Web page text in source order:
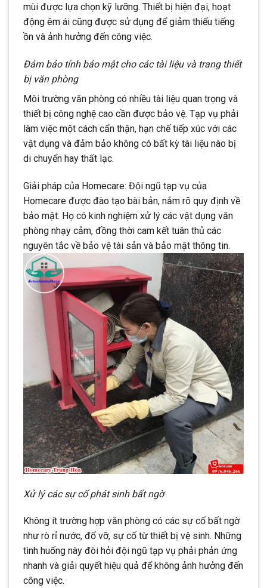
mùi được lựa chọn kỹ lưỡng. Thiết bị hiện đại, hoạt
động êm ái cũng được sử dụng để giảm thiểu tiếng
ồn và ảnh hưởng đến công việc.
Đảm bảo tính bảo mật cho các tài liệu và trang thiết
bị văn phòng
Môi trường văn phòng có nhiều tài liệu quan trọng và
thiết bị công nghệ cao cần được bảo vệ. Tạp vụ phải
làm việc một cách cẩn thận, hạn chế tiếp xúc với các
vật dụng và đảm bảo không có bất kỳ tài liệu nào bị
di chuyển hay thất lạc.
Giải pháp của Homecare: Đội ngũ tạp vụ của
Homecare được đào tạo bài bản, nắm rõ quy định về
bảo mật. Họ có kinh nghiệm xử lý các vật dụng văn
phòng nhạy cảm, đồng thời cam kết tuân thủ các
nguyên tắc về bảo vệ tài sản và bảo mật thông tin.
Xử lý các sự cố phát sinh bất ngờ
Không ít trường hợp văn phòng có các sự cố bất ngờ
như rò rỉ nước, đổ vỡ, sự cố từ thiết bị vệ sinh. Những
tình huống này đòi hỏi đội ngũ tạp vụ phải phản ứng
nhanh và giải quyết hiệu quả để không ảnh hưởng đến
công việc.